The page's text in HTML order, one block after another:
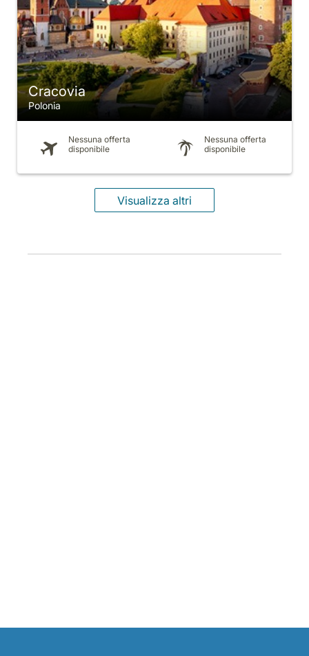
Cracovia
Polonia
Nessuna offerta
disponibile
Nessuna offerta
disponibile
Visualizza altri